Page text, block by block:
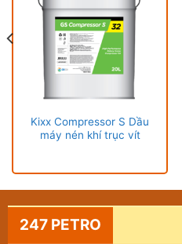
Kixx Compressor S Dầu
máy nén khí trục vít
247 PETRO